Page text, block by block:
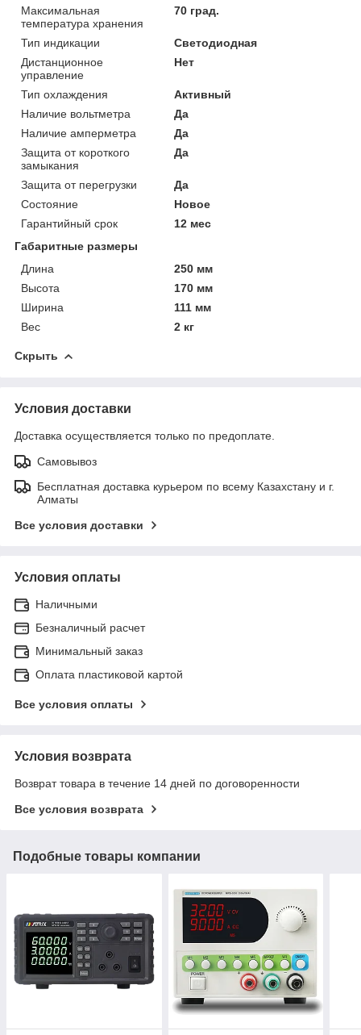
Максимальная
температура хранения
70 град.
Тип индикации
Светодиодная
Дистанционное
управление
Нет
Тип охлаждения
Активный
Наличие вольтметра
Да
Наличие амперметра
Да
Защита от короткого
замыкания
Да
Защита от перегрузки
Да
Состояние
Новое
Гарантийный срок
12 мес
Габаритные размеры
Длина
250 мм
Высота
170 мм
Ширина
111 мм
Вес
2 кг
Скрыть
Условия доставки
Доставка осуществляется только по предоплате.
Самовывоз
Бесплатная доставка курьером по всему Казахстану и г.
Алматы
Все условия доставки
Условия оплаты
Наличными
Безналичный расчет
Минимальный заказ
Оплата пластиковой картой
Все условия оплаты
Условия возврата
Возврат товара в течение 14 дней по договоренности
Все условия возврата
Подобные товары компании